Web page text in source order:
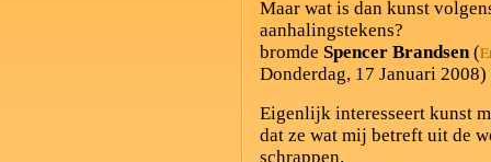
Maar wat is dan kunst
aanhalingstekens?
bromde Spencer Brandsen(
Donderdag, 17 Januari 2008)
Eigenlijk interesseert kunst
dat ze wat mij betreft uit de
schrappen.